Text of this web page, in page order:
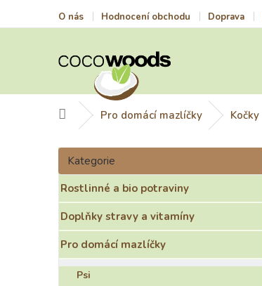
O nás Hodnocení obchodu Doprava
Domů Pro domácí mazlíčky Kočky
P
s
t
r
a
n
n
í
Přeskočit
kategorie
Kategorie
Rostlinné a bio potraviny
Doplňky stravy a vitamíny
Pro domácí mazlíčky
Psi